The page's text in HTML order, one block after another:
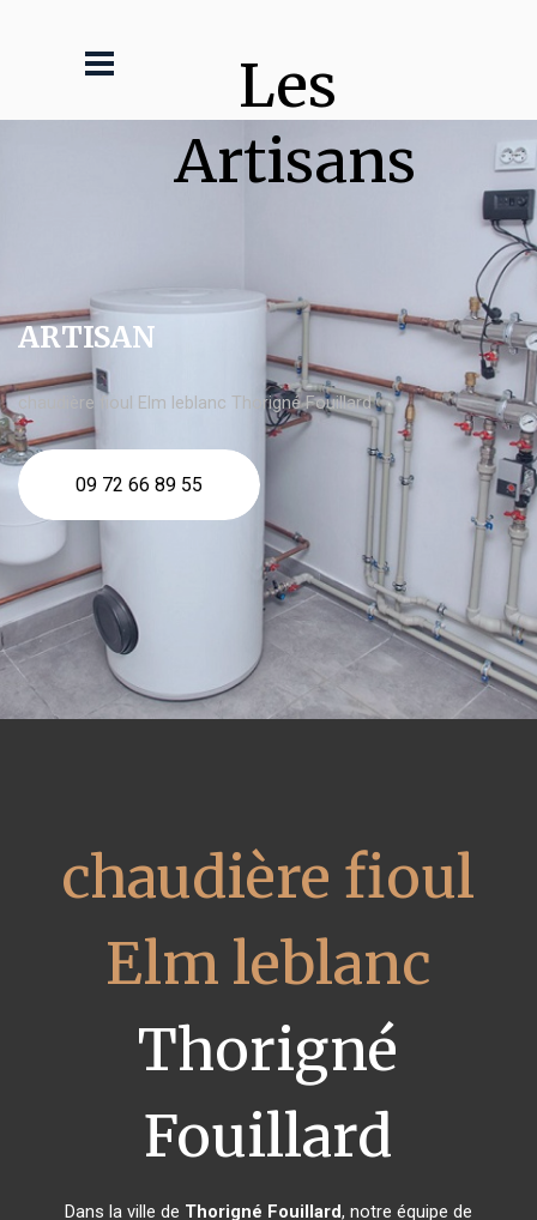
Les
Artisans
ARTISAN
chaudière fioul Elm leblanc Thorigné Fouillard
09 72 66 89 55
chaudière fioul
Elm leblanc
Thorigné
Fouillard
Dans la ville de Thorigné Fouillard, notre équipe de